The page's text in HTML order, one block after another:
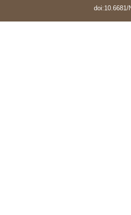
doi:10.6681/